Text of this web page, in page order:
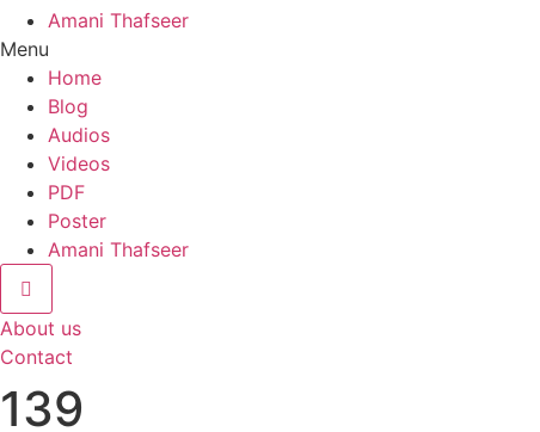
Amani Thafseer
Menu
Home
Blog
Audios
Videos
PDF
Poster
Amani Thafseer
About us
Contact
139